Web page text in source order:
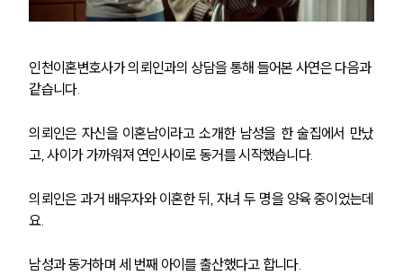
인천이혼변호사가 의뢰인과의 상담을 통해 들어본 사연은 다음과
같습니다.
의뢰인은 자신을 이혼남이라고 소개한 남성을 한 술집에서 만났
고, 사이가 가까워져 연인사이로 동거를 시작했습니다.
의뢰인은 과거 배우자와 이혼한 뒤, 자녀 두 명을 양육 중이었는데
요.
남성과 동거하며 세 번째 아이를 출산했다고 합니다.